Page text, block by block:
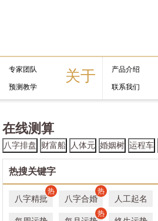
专家团队
预测教学
关于 产品介绍
联系我们
在线测算
八字排盘 财富船 人体元 婚姻树 运程车
热搜关键字
八字精批
热
八字合婚
热
人工起名
热